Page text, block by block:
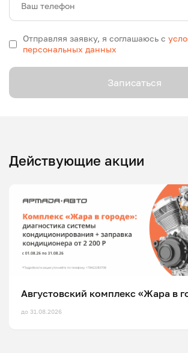
Ваш телефон
Отправляя заявку, я соглашаюсь с
персональных данных
Записаться
Действующие акции
Августовский комплекс «Жара в
до 31.08.2026